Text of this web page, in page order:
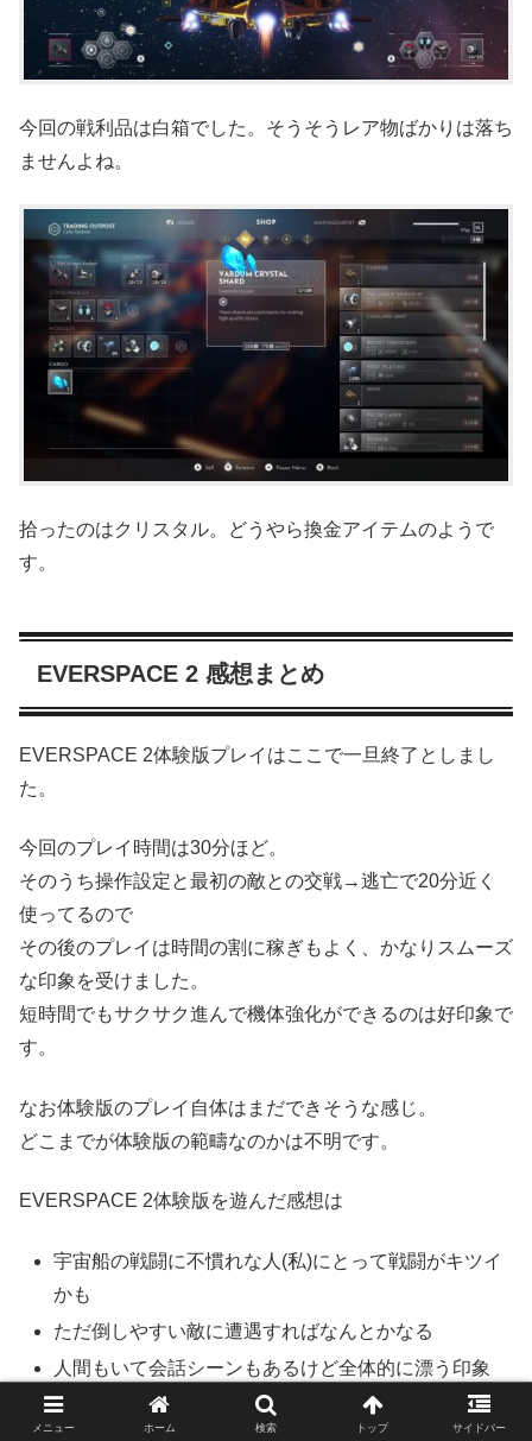
今回の戦利品は白箱でした。そうそうレア物ばかりは落ち
ませんよね。
拾ったのはクリスタル。どうやら換金アイテムのようで
す。
EVERSPACE 2 感想まとめ
EVERSPACE 2体験版プレイはここで一旦終了としまし
た。
今回のプレイ時間は30分ほど。
そのうち操作設定と最初の敵との交戦→逃亡で20分近く
使ってるので
その後のプレイは時間の割に稼ぎもよく、かなりスムーズ
な印象を受けました。
短時間でもサクサク進んで機体強化ができるのは好印象で
す。
なお体験版のプレイ自体はまだできそうな感じ。
どこまでが体験版の範疇なのかは不明です。
EVERSPACE 2体験版を遊んだ感想は
宇宙船の戦闘に不慣れな人(私)にとって戦闘がキツイ
かも
ただ倒しやすい敵に遭遇すればなんとかなる
人間もいて会話シーンもあるけど全体的に漂う印象
は無機質
メニュー ホーム 検索 トップ サイドバー